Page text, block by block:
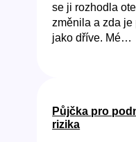
se ji rozhodla
změnila a zda je
jako dříve. Mé…
Půjčka pro
rizika